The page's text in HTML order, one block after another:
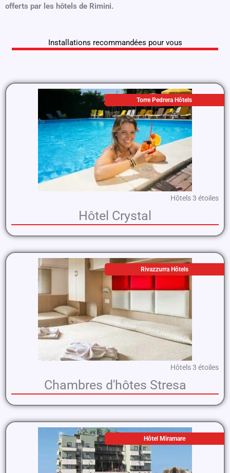
offerts par les hôtels de Rimini.
Installations recommandées pour vous
Torre Pedrera Hôtels
Hôtels 3 étoiles
Hôtel Crystal
Rivazzurra Hôtels
Hôtels 3 étoiles
Chambres d'hôtes Stresa
Hôtel Miramare